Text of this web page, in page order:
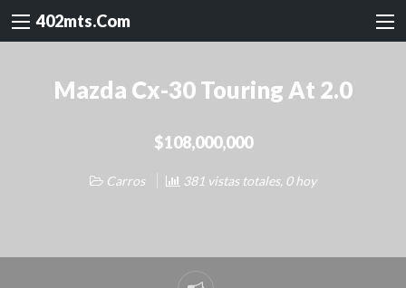
402mts.Com
Mazda Cx-30 Touring At 2.0
$108,000,000
Carros 381 vistas totales, 0 hoy